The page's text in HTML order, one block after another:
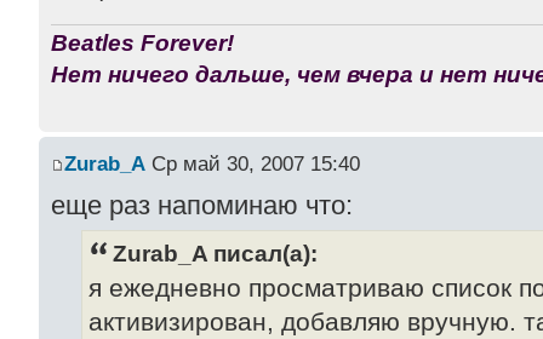
Beatles Forever!
Нет ничего дальше, чем вчера и нет
Zurab_A Ср май 30, 2007 15:40
еще раз напоминаю что:
Zurab_A писал(а):
я ежедневно просматриваю список
активизирован, добавляю вручную.